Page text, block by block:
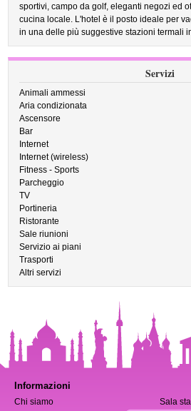
sportivi, campo da golf, eleganti negozi ed
cucina locale. L'hotel è il posto ideale per
in una delle più suggestive stazioni termali
Servizi
Animali ammessi
Aria condizionata
Ascensore
Bar
Internet
Internet (wireless)
Fitness - Sports
Parcheggio
TV
Portineria
Ristorante
Sale riunioni
Servizio ai piani
Trasporti
Altri servizi
Informazioni
Chi siamo Sala